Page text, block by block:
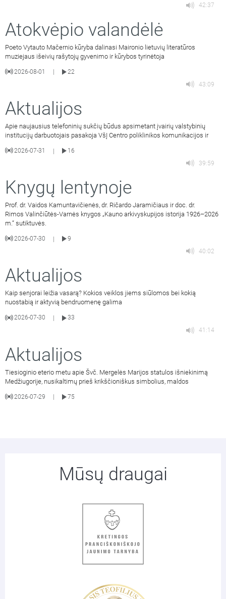
42:37
Atokvėpio valandėlė
Poeto Vytauto Mačernio kūryba dalinasi Maironio lietuvių literatūros
muziejaus išeivių rašytojų gyvenimo ir kūrybos tyrinėtoja
2026-08-01
22
43:09
Aktualijos
Apie naujausius telefoninių sukčių būdus apsimetant įvairių valstybinių
institucijų darbuotojais pasakoja VšĮ Centro poliklinikos komunikacijos ir
2026-07-31 |
16
39:59
Knygų lentynoje
Prof. dr. Vaidos Kamuntavičienės, dr. Ričardo Jaramičiaus ir doc. dr.
Rimos Valinčiūtės-Varnės knygos „Kauno arkivyskupijos istorija 1926–2026
m.“ sutiktuvės.
2026-07-30 |
9
40:02
Aktualijos
Kaip senjorai leižia vasarą? Kokios veiklos jiems siūlomos bei kokią
nuostabią ir aktyvią bendruomenę galima
2026-07-30
33
41:14
Aktualijos
Tiesioginio eterio metu apie Švč. Mergelės Marijos statulos išniekinimą
Medžiugorije, nusikaltimų prieš krikščioniškus simbolius, maldos
2026-07-29 75
Mūsų draugai